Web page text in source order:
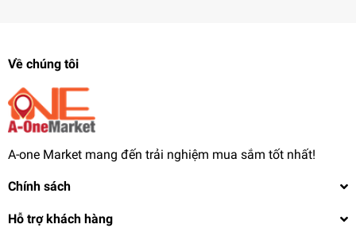
Về chúng tôi
A-one Market mang đến trải nghiệm mua sắm tốt nhất!
Chính sách
Hỗ trợ khách hàng